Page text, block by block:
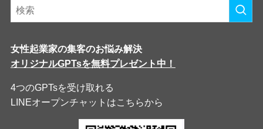
女性起業家の集客のお悩み解決
オリジナルGPTsを無料プレゼント中！
4つのGPTsを受け取れる
LINEオープンチャットはこちらから